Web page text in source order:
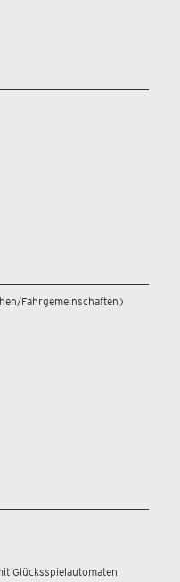
Fahrgemeinschaften)
Glücksspielautomaten